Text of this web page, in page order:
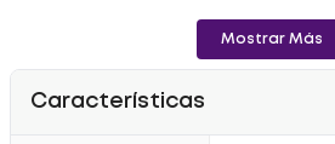
Mostrar Más
Características